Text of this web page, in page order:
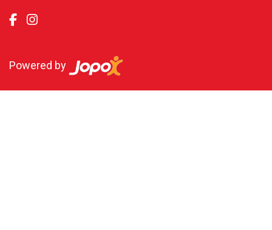
Powered by